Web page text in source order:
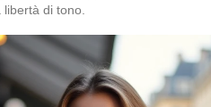
di tono.